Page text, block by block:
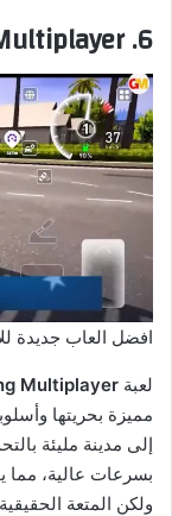
6. Car Driving Multiplayer
افضل العاب جديدة
لعبة Multiplayer
مميزة بحريتها
إلى مدينة مليئة
بسرعات عالية، مما
ولكن المتعة